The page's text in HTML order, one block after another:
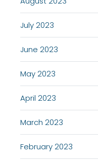
July 2023
June 2023
May 2023
April 2023
March 2023
February 2023